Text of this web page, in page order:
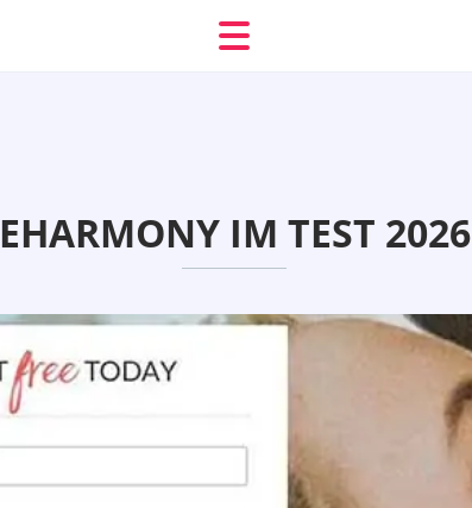
EHARMONY IM TEST 2026